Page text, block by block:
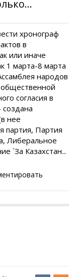
хронограф
в
или иначе
1 марта-8 марта
народов
общественной
согласия в
создана
нее
партия, Партия
Либеральное
`За Казахстан...